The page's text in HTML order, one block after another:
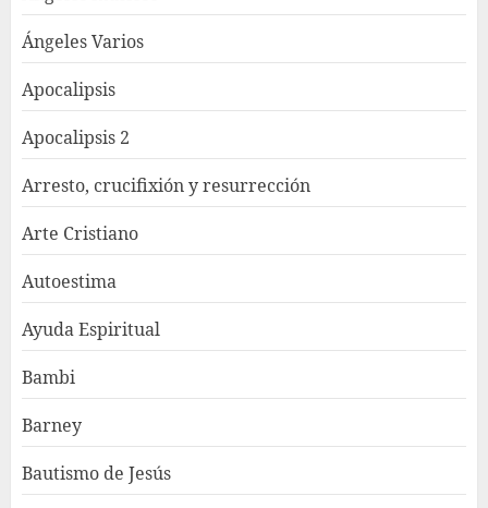
Ángeles Varios
Apocalipsis
Apocalipsis 2
Arresto, crucifixión y resurrección
Arte Cristiano
Autoestima
Ayuda Espiritual
Bambi
Barney
Bautismo de Jesús